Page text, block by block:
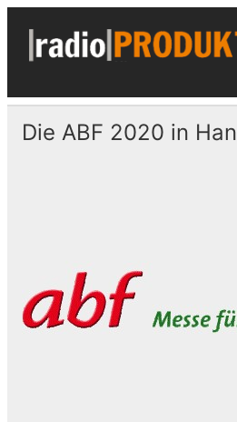
Skip
content
Die ABF 2020 in